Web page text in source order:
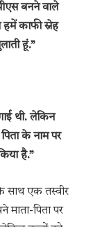
बनने वाले
काफी स्नेह
हूं.”
थी. लेकिन
के नाम पर
है.”
एक तस्वीर
माता-पिता पर